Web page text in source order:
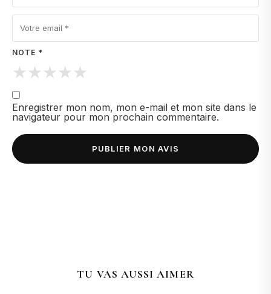
NOTE *
★★★★★
Enregistrer mon nom, mon e-mail et mon site dans le
navigateur pour mon prochain commentaire.
TU VAS AUSSI AIMER